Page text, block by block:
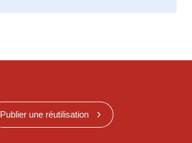
Publier une réutilisation